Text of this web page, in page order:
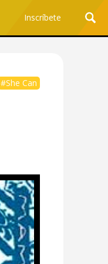
Inscríbete
#She Can